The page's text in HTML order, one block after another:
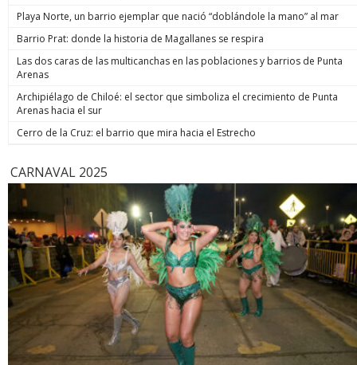
de estos
hoy está
todos los
anunció
Playa Norte, un barrio ejemplar que nació “doblándole la mano” al mar
Barrio Prat: donde la historia de Magallanes se respira
Las dos caras de las multicanchas en las poblaciones y barrios de Punta
Arenas
Archipiélago de Chiloé: el sector que simboliza el crecimiento de Punta
Arenas hacia el sur
Cerro de la Cruz: el barrio que mira hacia el Estrecho
CARNAVAL 2025